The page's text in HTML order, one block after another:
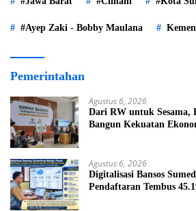
#Ayep Zaki - Bobby Maulana
Pemerintahan
Agustus 6, 2026
Dari RW untuk Sesama,
Bangun Kekuatan
Agustus 6, 2026
Digitalisasi Bansos
Pendaftaran Tembus